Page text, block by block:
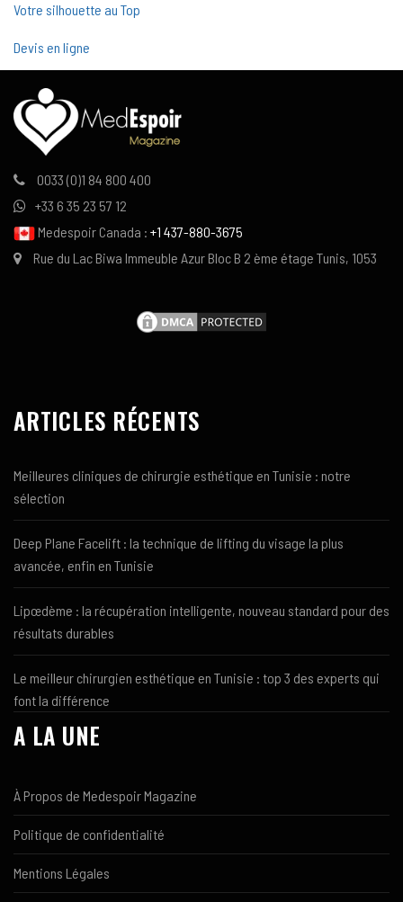
Votre silhouette au Top
Devis en ligne
0033 (0)1 84 800 400
+33 6 35 23 57 12
Medespoir Canada : +1 437-880-3675
Rue du Lac Biwa Immeuble Azur Bloc B 2 ème étage Tunis, 1053
ARTICLES RÉCENTS
Meilleures cliniques de chirurgie esthétique en Tunisie : notre
sélection
Deep Plane Facelift : la technique de lifting du visage la plus
avancée, enfin en Tunisie
Lipœdème : la récupération intelligente, nouveau standard pour des
résultats durables
Le meilleur chirurgien esthétique en Tunisie : top 3 des experts qui
font la différence
A LA UNE
À Propos de Medespoir Magazine
Politique de confidentialité
Mentions Légales